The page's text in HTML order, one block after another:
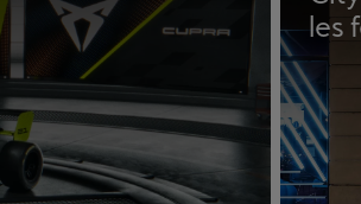
les